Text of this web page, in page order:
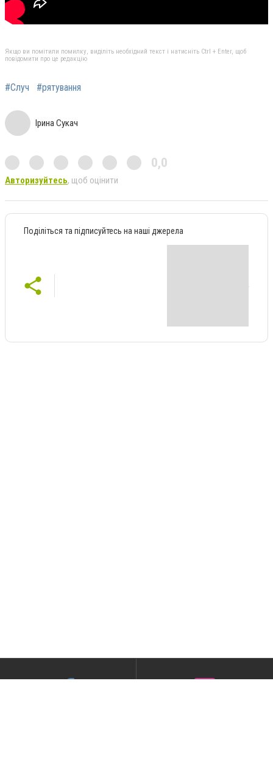
Якщо ви помітили помилку, виділіть необхідний текст і натисніть Ctrl + Enter, щоб
повідомити про це редакцію
#Случ #рятування
Ірина Сукач
0,0
Авторизуйтесь, щоб оцінити
Поділіться та підписуйтесь на наші джерела